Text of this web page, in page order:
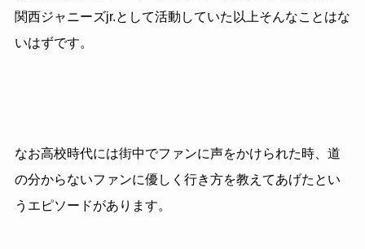
関西ジャニーズjr.として活動していた以上そんなことはな
いはずです。
なお高校時代には街中でファンに声をかけられた時、道
の分からないファンに優しく行き方を教えてあげたとい
うエピソードがあります。